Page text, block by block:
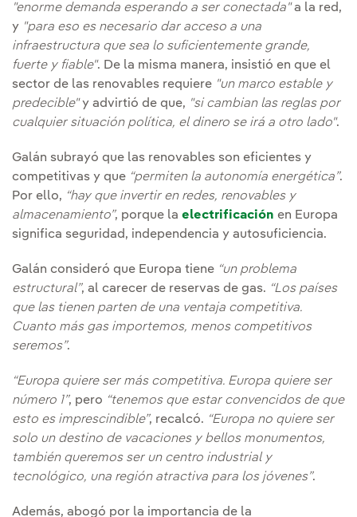
"enorme demanda esperando a ser conectada"a la red,
y "para eso es necesario dar acceso a una
infraestructura que sea lo suficientemente grande,
fuerte y fiable". De la misma manera, insistió en que el
sector de las renovables requiere "un marco estable y
predecible"y advirtió de que, "si cambian las reglas por
cualquier situación política, el dinero se irá a otro lado".
Galán subrayó que las renovables son eficientes y
competitivas y que “permiten la autonomía energética”.
Por ello, “hay que invertir en redes, renovables y
almacenamiento”, porque la electrificación en Europa
significa seguridad, independencia y autosuficiencia.
Galán consideró que Europa tiene “un problema
estructural”, al carecer de reservas de gas. “Los países
que las tienen parten de una ventaja competitiva.
Cuanto más gas importemos, menos competitivos
seremos”.
“Europa quiere ser más competitiva. Europa quiere ser
número 1”, pero “tenemos que estar convencidos de que
esto es imprescindible”, recalcó. “Europa no quiere ser
solo un destino de vacaciones y bellos monumentos,
también queremos ser un centro industrial y
tecnológico, una región atractiva para los jóvenes”.
Además, abogó por la importancia de la